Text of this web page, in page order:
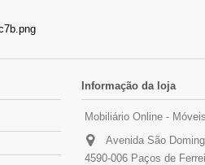
Informação da loja
Mobiliário Online -
Avenida São
4590-006 Paços de